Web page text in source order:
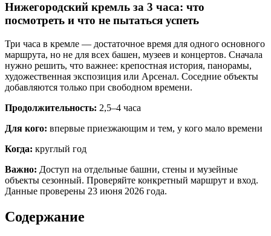
Нижегородский кремль за 3 часа: что
посмотреть и что не пытаться успеть
Три часа в кремле — достаточное время для одного основного
маршрута, но не для всех башен, музеев и концертов. Сначала
нужно решить, что важнее: крепостная история, панорамы,
художественная экспозиция или Арсенал. Соседние объекты
добавляются только при свободном времени.
Продолжительность: 2,5–4 часа
Для кого: впервые приезжающим и тем, у кого мало времени
Когда: круглый год
Важно: Доступ на отдельные башни, стены и музейные
объекты сезонный. Проверяйте конкретный маршрут и вход.
Данные проверены 23 июня 2026 года.
Содержание